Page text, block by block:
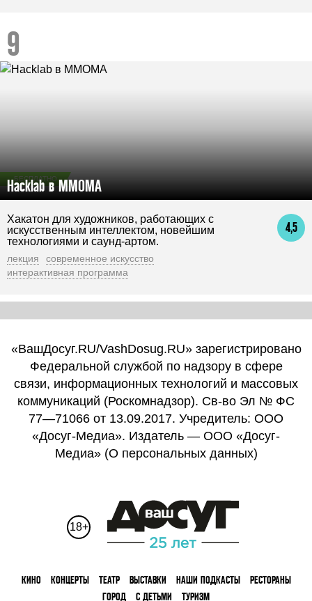
БЕСПЛАТНО
Hacklab в ММОМА
4,5
Хакатон для художников, работающих с
искусственным интеллектом, новейшим
технологиями и саунд-артом.
лекция
современное искусство
интерактивная программа
«ВашДосуг.RU/VashDosug.RU» зарегистрировано
Федеральной службой по надзору в сфере
связи, информационных технологий и массовых
коммуникаций (Роскомнадзор). Св-во Эл № ФС
77—71066 от 13.09.2017. Учредитель: ООО
«Досуг-Медиа». Издатель — ООО «Досуг-
Медиа» (О персональных данных)
18+
КИНО КОНЦЕРТЫ ТЕАТР ВЫСТАВКИ НАШИ ПОДКАСТЫ
РЕСТОРАНЫ
ГОРОД
С ДЕТЬМИ ТУРИЗМ